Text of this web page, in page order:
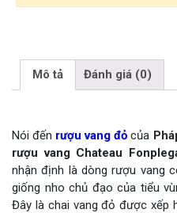
Mô tả Đánh giá (0)
Nói đến rượu vang đỏ của
rượu vang Chateau
nhận định là dòng rượu vang
giống nho chủ đạo của tiểu
Đây là chai vang đỏ được xếp